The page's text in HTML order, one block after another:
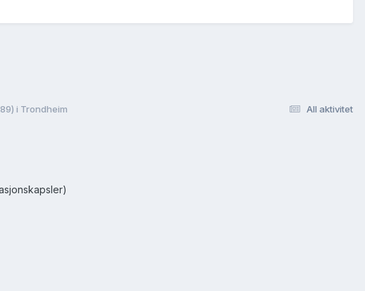
All aktivitet
i Trondheim